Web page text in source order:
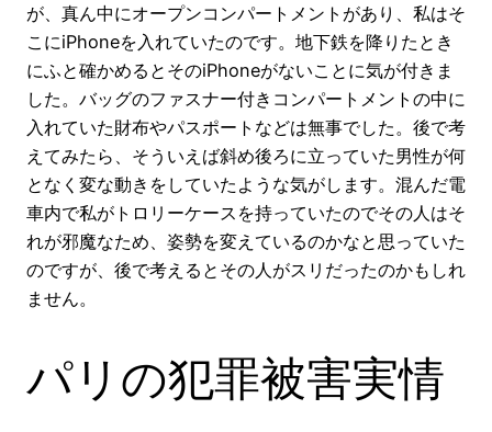
が、真ん中にオープンコンパートメントがあり、私はそ
こにiPhoneを入れていたのです。地下鉄を降りたとき
にふと確かめるとそのiPhoneがないことに気が付きま
した。バッグのファスナー付きコンパートメントの中に
入れていた財布やパスポートなどは無事でした。後で考
えてみたら、そういえば斜め後ろに立っていた男性が何
となく変な動きをしていたような気がします。混んだ電
車内で私がトロリーケースを持っていたのでその人はそ
れが邪魔なため、姿勢を変えているのかなと思っていた
のですが、後で考えるとその人がスリだったのかもしれ
ません。
パリの犯罪被害実情